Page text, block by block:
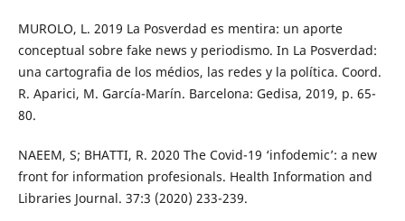
MUROLO, L. 2019 La Posverdad es mentira: un aporte
conceptual sobre fake news y periodismo. In La Posverdad:
una cartografia de los médios, las redes y la política. Coord.
R. Aparici, M. García-Marín. Barcelona: Gedisa, 2019, p. 65-
80.
NAEEM, S; BHATTI, R. 2020 The Covid-19 ‘infodemic’: a new
front for information profesionals. Health Information and
Libraries Journal. 37:3 (2020) 233-239.